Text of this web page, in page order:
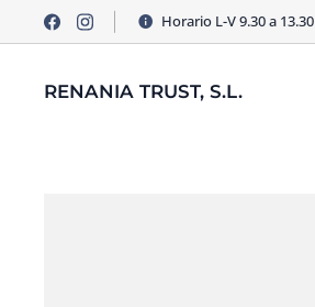
Horario L-V 9.30 a 13.30
RENANIA TRUST, S.L.